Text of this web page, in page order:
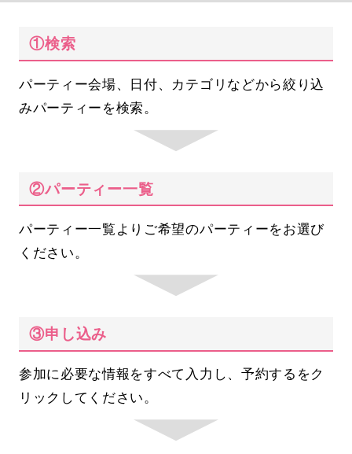
①検索
パーティー会場、日付、カテゴリなどから絞り込
みパーティーを検索。
②パーティー一覧
パーティー一覧よりご希望のパーティーをお選び
ください。
③申し込み
参加に必要な情報をすべて入力し、予約するをク
リックしてください。